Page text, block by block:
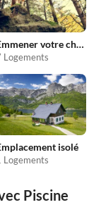
Emmener votre chien en vacances
Logements
isolé
Logements
Piscine